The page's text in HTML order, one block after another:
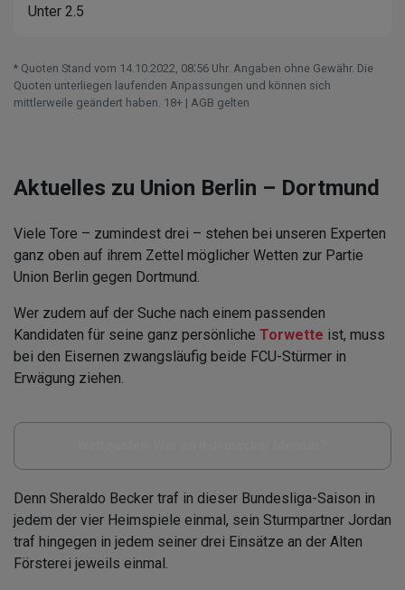
Unter 2.5
* Quoten Stand vom 14.10.2022‚ 08⁚56 Uhr. Angaben ohne Gewähr. Die
Quoten unterliegen laufenden Anpassungen und können sich
mittlerweile geändert haben. 18+ | AGB gelten
Aktuelles zu Union Berlin – Dortmund
Viele Tore – zumindest drei – stehen bei unseren Experten
ganz oben auf ihrem Zettel möglicher Wetten zur Partie
Union Berlin gegen Dortmund.
Wer zudem auf der Suche nach einem passenden
Kandidaten für seine ganz persönliche Torwette ist, muss
bei den Eisernen zwangsläufig beide FCU-Stürmer in
Erwägung ziehen.
Denn Sheraldo Becker traf in dieser Bundesliga-Saison in
jedem der vier Heimspiele einmal, sein Sturmpartner Jordan
traf hingegen in jedem seiner drei Einsätze an der Alten
Försterei jeweils einmal.